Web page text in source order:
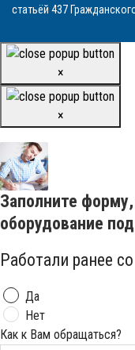
статьёй 437
×
×
Заполните
оборудование
Работали ранее
Да
Нет
Как к Вам обращаться?